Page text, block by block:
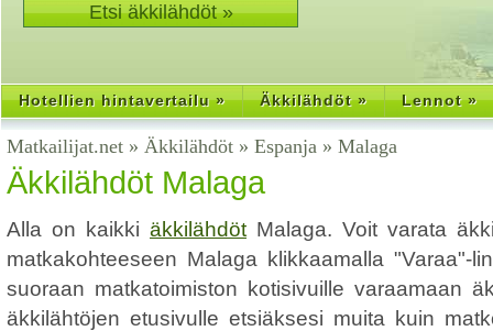
Hotellien hintavertailu » Äkkilähdöt » Lennot »
Matkailijat.net » Äkkilähdöt » Espanja » Malaga
Äkkilähdöt Malaga
Alla on kaikki äkkilähdöt Malaga. Voit varata
matkakohteeseen Malaga klikkaamalla "Varaa"-
suoraan matkatoimiston kotisivuille varaamaan
äkkilähtöjen etusivulle etsiäksesi muita kuin